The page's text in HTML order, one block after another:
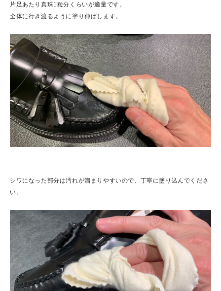
片足あたり真珠1粒分くらいが適量です。
全体に行き渡るように塗り伸ばします。
シワになった部分は汚れが溜まりやすいので、丁寧に塗り込んでくださ
い。